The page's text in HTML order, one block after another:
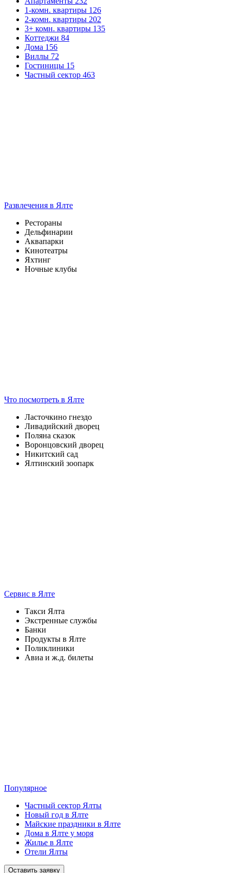
1-комн. квартиры 126
2-комн. квартиры 202
3+ комн. квартиры 135
Коттеджи 84
Дома 156
Виллы 72
Гостиницы 15
Частный сектор 463
Развлечения в Ялте
Рестораны
Дельфинарии
Аквапарки
Кинотеатры
Яхтинг
Ночные клубы
Что посмотреть в Ялте
Ласточкино гнездо
Ливадийский дворец
Поляна сказок
Воронцовский дворец
Никитский сад
Ялтинский зоопарк
Сервис в Ялте
Такси Ялта
Экстренные службы
Банки
Продукты в Ялте
Поликлиники
Авиа и ж.д. билеты
Популярное
Частный сектор Ялты
Новый год в Ялте
Майские праздники в Ялте
Дома в Ялте у моря
Жилье в Ялте
Отели Ялты
Оставить заявку